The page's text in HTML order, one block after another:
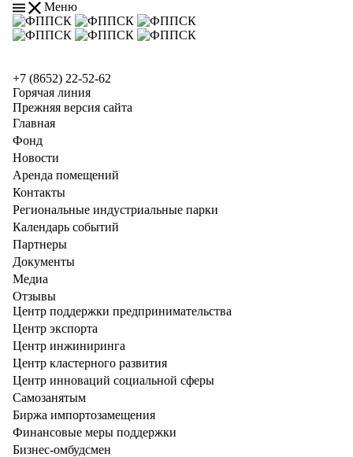
Меню
+7 (8652) 22-52-62
Горячая линия
Прежняя версия сайта
Главная
Фонд
Новости
Аренда помещений
Контакты
Региональные индустриальные парки
Календарь событий
Партнеры
Документы
Медиа
Отзывы
Центр поддержки предпринимательства
Центр экспорта
Центр инжиниринга
Центр кластерного развития
Центр инноваций социальной сферы
Cамозанятым
Биржа импортозамещения
Финансовые меры поддержки
Бизнес-омбудсмен